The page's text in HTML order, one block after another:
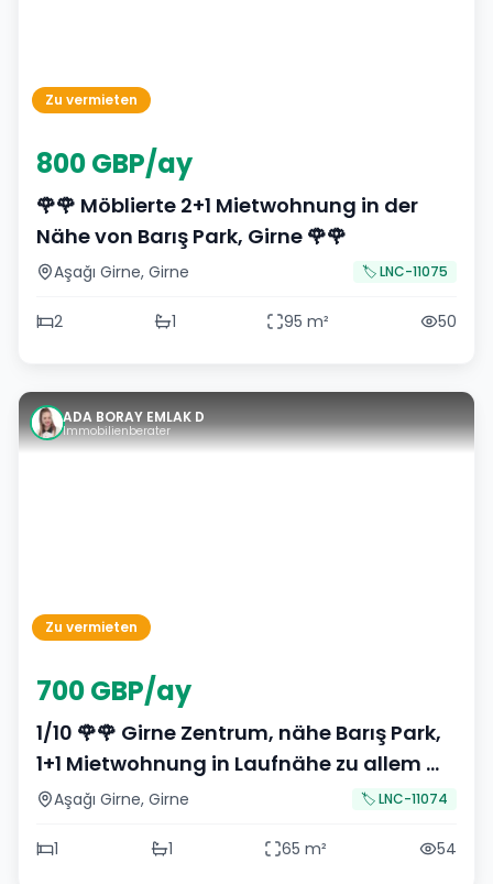
Zu vermieten
800 GBP/ay
🌹🌹 Möblierte 2+1 Mietwohnung in der
Nähe von Barış Park, Girne 🌹🌹
Aşağı Girne, Girne 🏷️LNC-11075
2 1 95 m² 50
Zu vermieten
ADA BORAY EMLAK D
Immobilienberater
700 GBP/ay
1/10 🌹🌹 Girne Zentrum, nähe Barış Park,
1+1 Mietwohnung in Laufnähe zu allem 🌹
🌹Aşağı Girne, Girne 🏷️LNC-11074
1 1 65 m² 54